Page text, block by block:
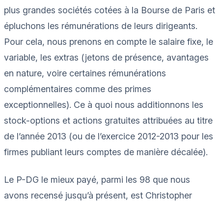
plus grandes sociétés cotées à la Bourse de Paris et
épluchons les rémunérations de leurs dirigeants.
Pour cela, nous prenons en compte le salaire fixe, le
variable, les extras (jetons de présence, avantages
en nature, voire certaines rémunérations
complémentaires comme des primes
exceptionnelles). Ce à quoi nous additionnons les
stock-options et actions gratuites attribuées au titre
de l’année 2013 (ou de l’exercice 2012-2013 pour les
firmes publiant leurs comptes de manière décalée).
Le P-DG le mieux payé, parmi les 98 que nous
avons recensé jusqu’à présent, est Christopher